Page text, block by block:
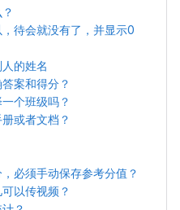
待会就没有了，并显示0
的姓名
案和得分？
个班级吗？
或者文档？
必须手动保存参考分值？
以传视频？